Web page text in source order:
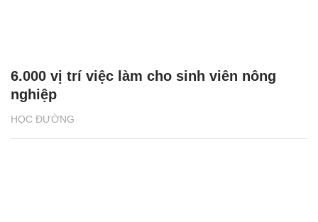
HỌC ĐƯỜNG
6.000 vị trí việc làm cho sinh viên nông
nghiệp